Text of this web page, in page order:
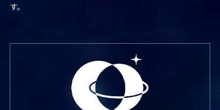
す。